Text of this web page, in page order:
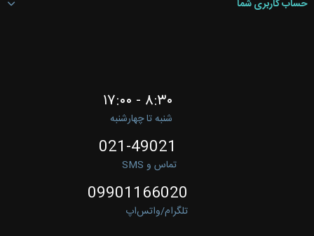
حساب کاربری شما
۸:۳۰ - ۱۷:۰۰
شنبه تا چهارشنبه
021-49021
تماس و SMS
09901166020
تلگرام/واتس‌اپ